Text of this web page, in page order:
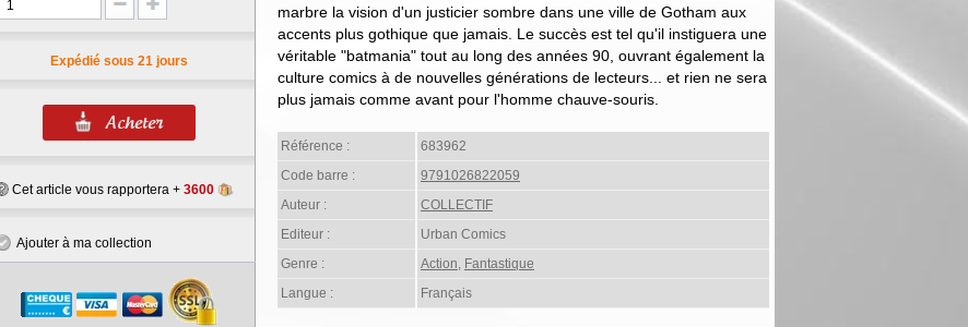
Expédié sous 21 jours
Cet article vous rapportera + 3600
Ajouter à ma collection
marbre la vision d'un justicier sombre dans une ville de Gotham aux
accents plus gothique que jamais. Le succès est tel qu'il instiguera une
véritable "batmania" tout au long des années 90, ouvrant également la
culture comics à de nouvelles générations de lecteurs... et rien ne sera
plus jamais comme avant pour l'homme chauve-souris.
Référence :
683962
Code barre :
9791026822059
Auteur :
COLLECTIF
Editeur :
Urban Comics
Genre :
Action, Fantastique
Langue :
Français